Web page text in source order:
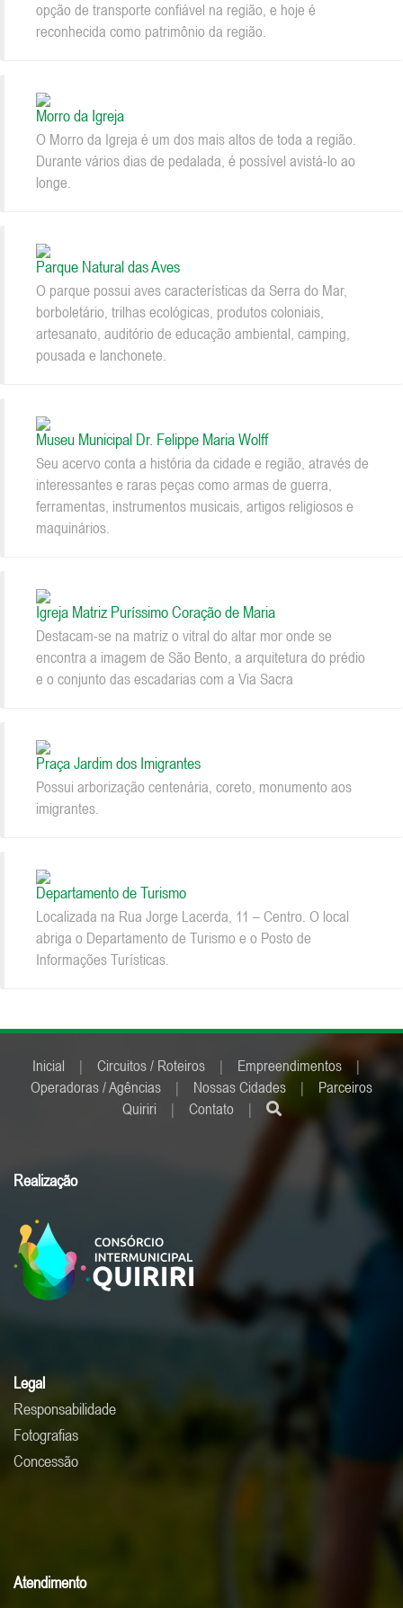
opção de transporte confiável na região, e hoje é
reconhecida como patrimônio da região.
Morro da Igreja
O Morro da Igreja é um dos mais altos de toda a região.
Durante vários dias de pedalada, é possível avistá-lo ao
longe.
Parque Natural das Aves
O parque possui aves características da Serra do Mar,
borboletário, trilhas ecológicas, produtos coloniais,
artesanato, auditório de educação ambiental, camping,
pousada e lanchonete.
Museu Municipal Dr. Felippe Maria Wolff
Seu acervo conta a história da cidade e região, através de
interessantes e raras peças como armas de guerra,
ferramentas, instrumentos musicais, artigos religiosos e
maquinários.
Igreja Matriz Puríssimo Coração de Maria
Destacam-se na matriz o vitral do altar mor onde se
encontra a imagem de São Bento, a arquitetura do prédio
e o conjunto das escadarias com a Via Sacra
Praça Jardim dos Imigrantes
Possui arborização centenária, coreto, monumento aos
imigrantes.
Departamento de Turismo
Localizada na Rua Jorge Lacerda, 11 – Centro. O local
abriga o Departamento de Turismo e o Posto de
Informações Turísticas.
Inicial | Circuitos / Roteiros | Empreendimentos
|
Operadoras / Agências
| Nossas Cidades |
Parceiros
Quiriri
| Contato |
Realização
Legal
Responsabilidade
Fotografias
Concessão
Atendimento